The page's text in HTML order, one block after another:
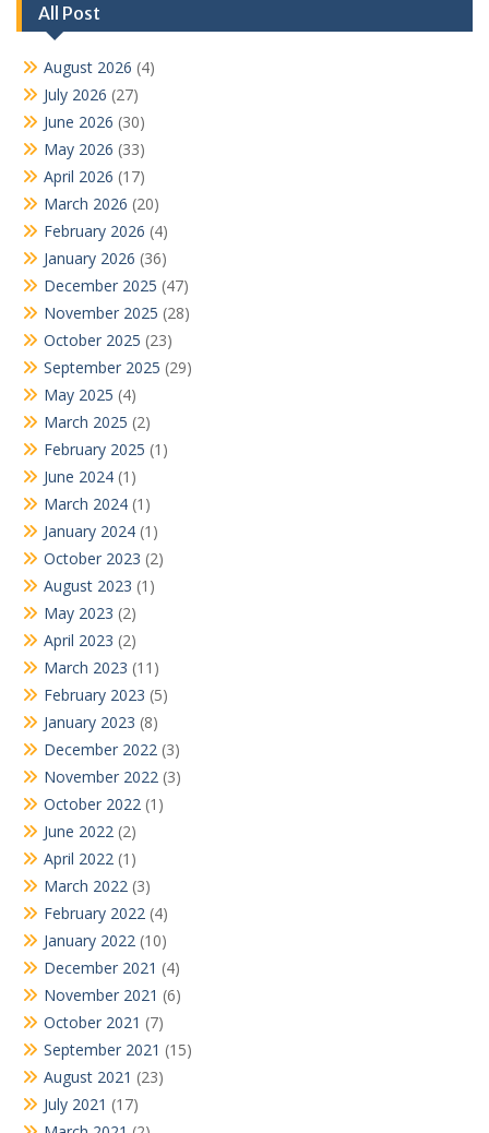
All Post
August 2026 (4)
July 2026 (27)
June 2026 (30)
May 2026 (33)
April 2026 (17)
March 2026 (20)
February 2026 (4)
January 2026 (36)
December 2025 (47)
November 2025 (28)
October 2025 (23)
September 2025 (29)
May 2025 (4)
March 2025 (2)
February 2025 (1)
June 2024 (1)
March 2024 (1)
January 2024 (1)
October 2023 (2)
August 2023 (1)
May 2023 (2)
April 2023 (2)
March 2023 (11)
February 2023 (5)
January 2023 (8)
December 2022 (3)
November 2022 (3)
October 2022 (1)
June 2022 (2)
April 2022 (1)
March 2022 (3)
February 2022 (4)
January 2022 (10)
December 2021 (4)
November 2021 (6)
October 2021 (7)
September 2021 (15)
August 2021 (23)
July 2021 (17)